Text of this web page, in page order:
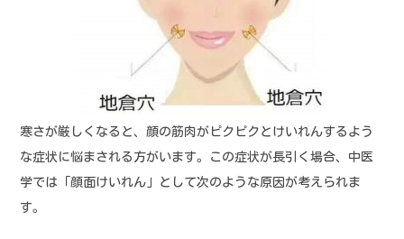
寒さが厳しくなると、顔の筋肉がピクピクとけいれんするよう
な症状に悩まされる方がいます。この症状が長引く場合、中医
学では「顔面けいれん」として次のような原因が考えられま
す。